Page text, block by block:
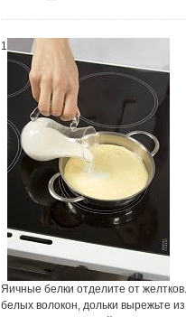
1
Яичные белки отделите от
белых волокон, дольки вырежьте